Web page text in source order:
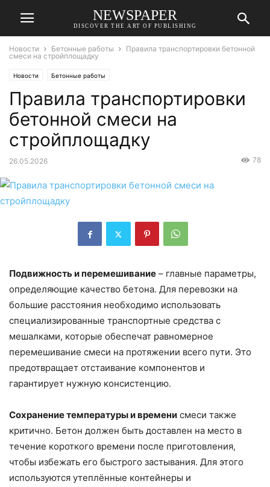
NEWSPAPER
DISCOVER THE ART OF PUBLISHING
Новости Бетонные работы
Правила транспортировки бетонной
смеси на стройплощадку
Новости Бетонные работы
Правила транспортировки
бетонной смеси на
стройплощадку
26.05.2026 78
Подвижность и перемешивание – главные параметры,
определяющие качество бетона. Для перевозки на
большие расстояния необходимо использовать
специализированные транспортные средства с
мешалками, которые обеспечат равномерное
перемешивание смеси на протяжении всего пути. Это
предотвращает отстаивание компонентов и
гарантирует нужную консистенцию.
Сохранение температуры и времени смеси также
критично. Бетон должен быть доставлен на место в
течение короткого времени после приготовления,
чтобы избежать его быстрого застывания. Для этого
используются утеплённые контейнеры и